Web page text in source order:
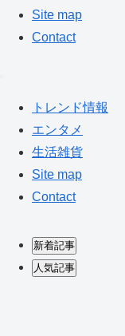
Site map
Contact
トレンド情報
エンタメ
生活雑貨
Site map
Contact
新着記事
人気記事